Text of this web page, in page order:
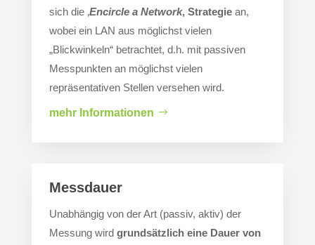
sich die ‚Encircle a Network‚ Strategiean,
wobei ein LAN aus möglichst vielen
„Blickwinkeln“ betrachtet, d.h. mit passiven
Messpunkten an möglichst vielen
repräsentativen Stellen versehen wird.
mehr Informationen
Messdauer
Unabhängig von der Art (passiv, aktiv) der
Messung wird grundsätzlich eine Dauer von